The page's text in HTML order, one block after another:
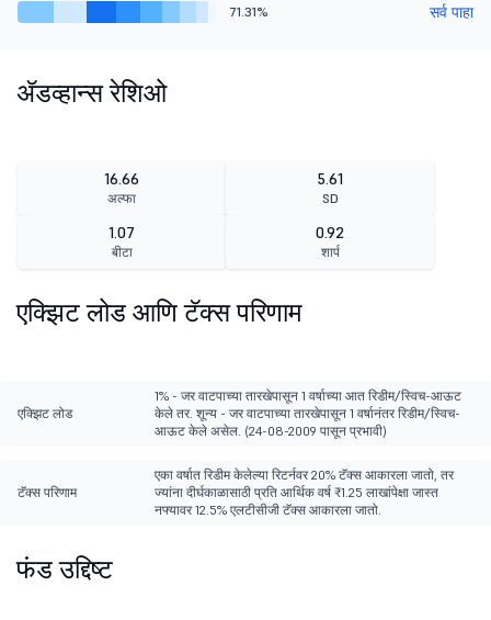
71.31% सर्व पाहा
ॲडव्हान्स रेशिओ
16.66
अल्फा
5.61
SD
1.07
बीटा
0.92
शार्प
एक्झिट लोड आणि टॅक्स परिणाम
एक्झिट लोड
1% - जर वाटपाच्या तारखेपासून 1 वर्षाच्या आत रिडीम/स्विच-आऊट
केले तर. शून्य - जर वाटपाच्या तारखेपासून 1 वर्षानंतर रिडीम/स्विच-
आऊट केले असेल. (24-08-2009 पासून प्रभावी)
टॅक्स परिणाम
एका वर्षात रिडीम केलेल्या रिटर्नवर 20% टॅक्स आकारला जातो, तर
ज्यांना दीर्घकाळासाठी प्रति आर्थिक वर्ष ₹1.25 लाखांपेक्षा जास्त
नफ्यावर 12.5% एलटीसीजी टॅक्स आकारला जातो.
फंड उद्दिष्ट